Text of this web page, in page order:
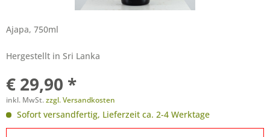
Ajapa, 750ml
Hergestellt in Sri Lanka
€ 29,90 *
inkl. MwSt.zzgl. Versandkosten
Sofort versandfertig, Lieferzeit ca. 2-4 Werktage